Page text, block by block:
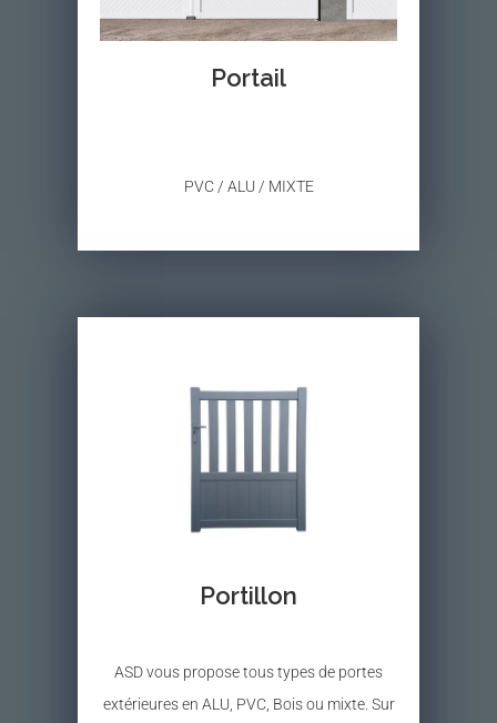
Portail
PVC / ALU / MIXTE
Portillon
ASD vous propose tous types de portes
extérieures en ALU, PVC, Bois ou mixte. Sur